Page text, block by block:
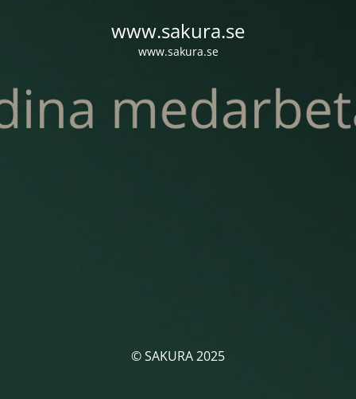
www.sakura.se
www.sakura.se
© SAKURA 2025